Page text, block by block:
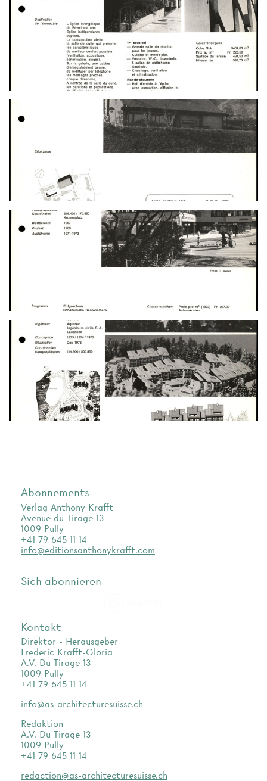
Abonnements
Verlag Anthony Krafft
Avenue du Tirage 13
1009 Pully
+41 79 645 11 14
info@editionsanthonykrafft.com
Sich abonnieren
Kontakt
Direktor - Herausgeber
Frederic Krafft-Gloria
A.V. Du Tirage 13
1009 Pully
+41 79 645 11 14
info@as-architecturesuisse.ch
Redaktion
A.V. Du Tirage 13
1009 Pully
+41 79 645 11 14
redaction@as-architecturesuisse.ch